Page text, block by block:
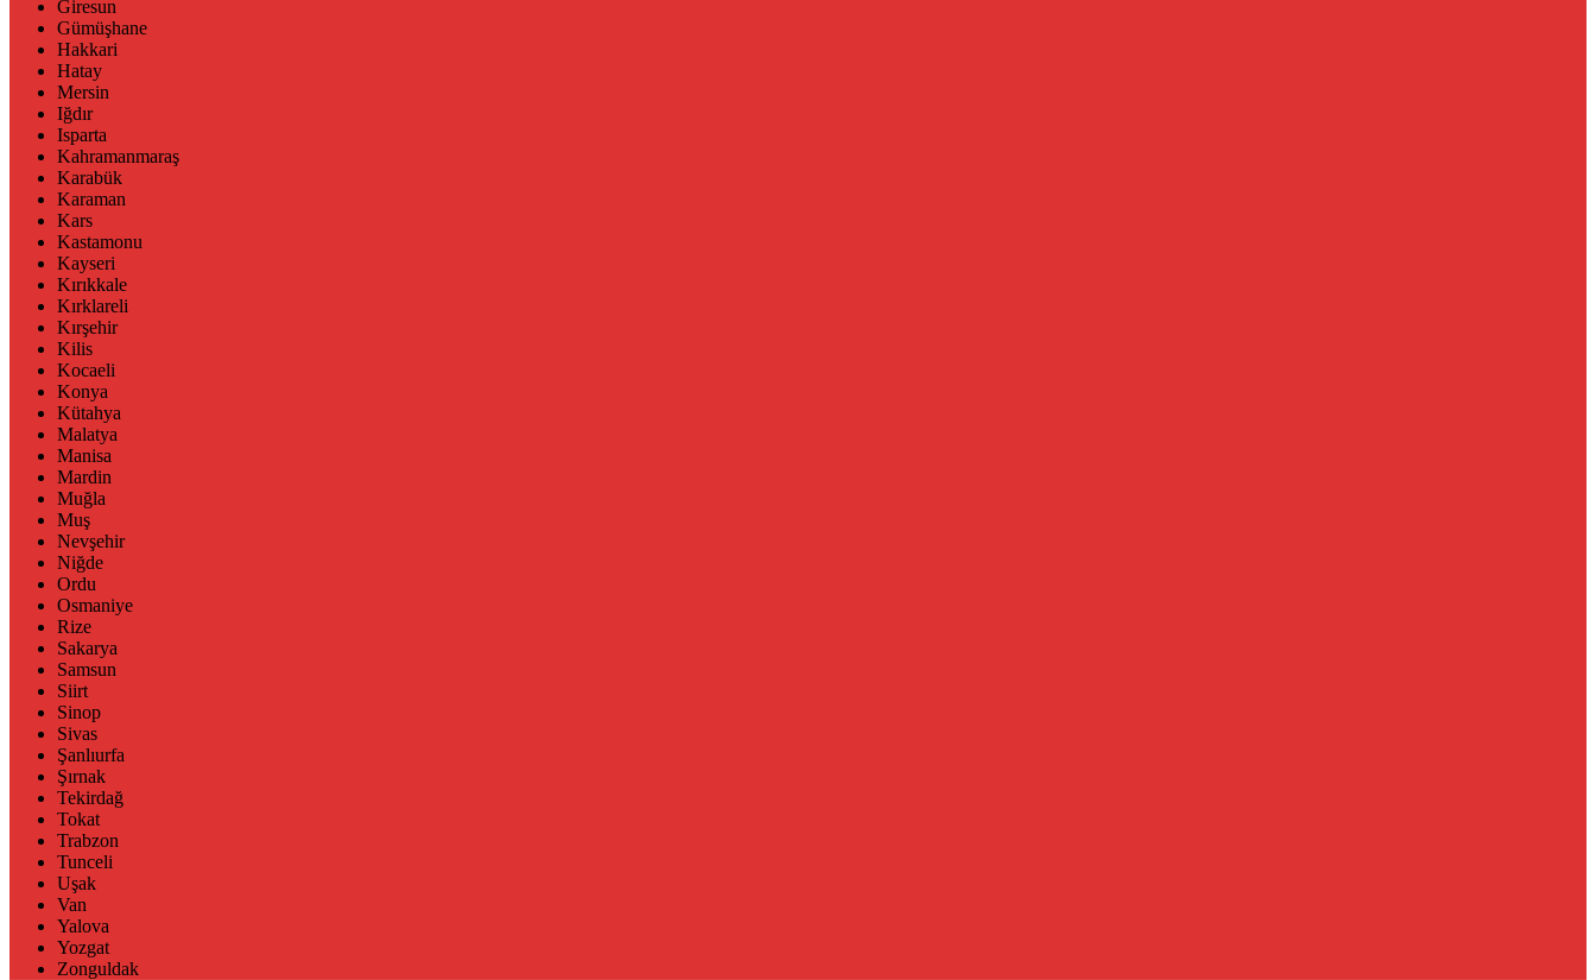
Giresun
Gümüşhane
Hakkari
Hatay
Mersin
Iğdır
Isparta
Kahramanmaraş
Karabük
Karaman
Kars
Kastamonu
Kayseri
Kırıkkale
Kırklareli
Kırşehir
Kilis
Kocaeli
Konya
Kütahya
Malatya
Manisa
Mardin
Muğla
Muş
Nevşehir
Niğde
Ordu
Osmaniye
Rize
Sakarya
Samsun
Siirt
Sinop
Sivas
Şanlıurfa
Şırnak
Tekirdağ
Tokat
Trabzon
Tunceli
Uşak
Van
Yalova
Yozgat
Zonguldak